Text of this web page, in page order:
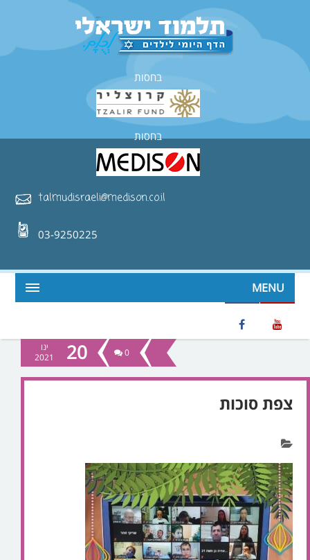
בחסות
בחסות
talmudisraeli@medison.co.il
03-9250225
MENU
20
ינו
2021
0
צפת סוכות